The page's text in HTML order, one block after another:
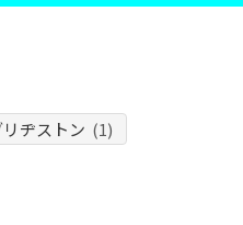
リヂストン (1)